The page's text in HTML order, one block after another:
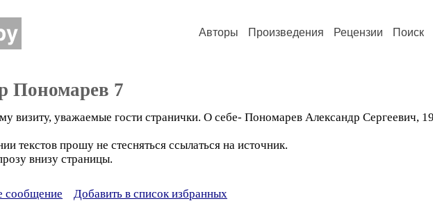
Авторы Произведения Рецензии Поиск
Пономарев 7
визиту, уважаемые гости странички. О себе- Пономарев Александр Сергеевич,
текстов прошу не стесняться ссылаться на источник.
внизу страницы.
сообщение Добавить в список избранных